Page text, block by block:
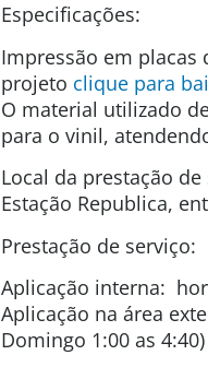
Especificações:
Impressão em placas
projeto clique para
O material utilizado
para o vinil,
Local da prestação de
Estação Republica,
Prestação de serviço:
Aplicação interna:
Aplicação na área
Domingo 1:00 as 4:40)